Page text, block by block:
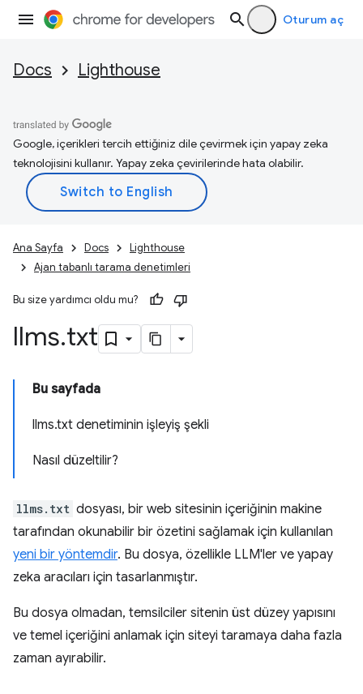
Oturum aç
Docs Lighthouse
Google, içerikleri tercih ettiğiniz dile çevirmek için yapay zeka
teknolojisini kullanır. Yapay zeka çevirilerinde hata olabilir.
Ana Sayfa Docs
Lighthouse
Ajan tabanlı tarama denetimleri
Bu size yardımcı oldu mu?
llms.txt
Bu sayfada
llms.txt denetiminin işleyiş şekli
Nasıl düzeltilir?
llms.txt dosyası, bir web sitesinin içeriğinin makine
tarafından okunabilir bir özetini sağlamak için kullanılan
yeni bir yöntemdir. Bu dosya, özellikle LLM'ler ve yapay
zeka aracıları için tasarlanmıştır.
Bu dosya olmadan, temsilciler sitenin üst düzey yapısını
ve temel içeriğini anlamak için siteyi taramaya daha fazla
zaman ayırabilir.